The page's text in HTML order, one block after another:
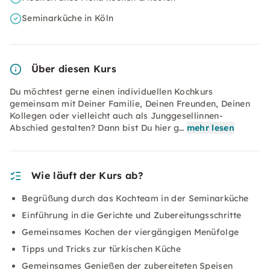
Seminarküche in Köln
Über diesen Kurs
Du möchtest gerne einen individuellen Kochkurs
gemeinsam mit Deiner Familie, Deinen Freunden, Deinen
Kollegen oder vielleicht auch als Junggesellinnen-
Abschied gestalten? Dann bist Du hier g… mehr lesen
Wie läuft der Kurs ab?
Begrüßung durch das Kochteam in der Seminarküche
Einführung in die Gerichte und Zubereitungsschritte
Gemeinsames Kochen der viergängigen Menüfolge
Tipps und Tricks zur türkischen Küche
Gemeinsames Genießen der zubereiteten Speisen